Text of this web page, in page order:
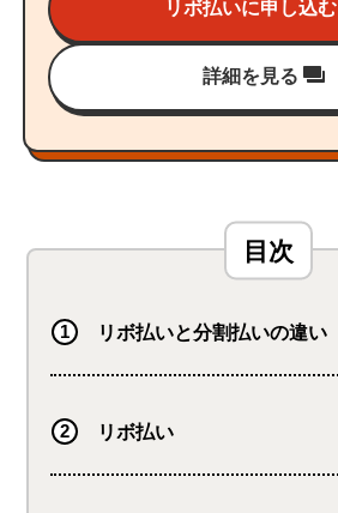
リボ払いに申し込む
詳細を見る
リボ払いと分割払いの違い
リボ払い